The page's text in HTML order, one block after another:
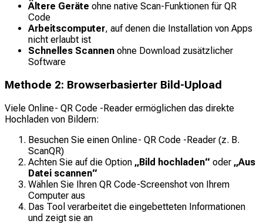
Ältere Geräte ohne native Scan-Funktionen für QR
Code
Arbeitscomputer, auf denen die Installation von Apps
nicht erlaubt ist
Schnelles Scannen ohne Download zusätzlicher
Software
Methode 2: Browserbasierter Bild-Upload
Viele Online- QR Code -Reader ermöglichen das direkte
Hochladen von Bildern:
Besuchen Sie einen Online- QR Code -Reader (z. B.
ScanQR)
Achten Sie auf die Option „Bild hochladen“ oder „Aus
Datei scannen“
Wählen Sie Ihren QR Code-Screenshot von Ihrem
Computer aus
Das Tool verarbeitet die eingebetteten Informationen
und zeigt sie an